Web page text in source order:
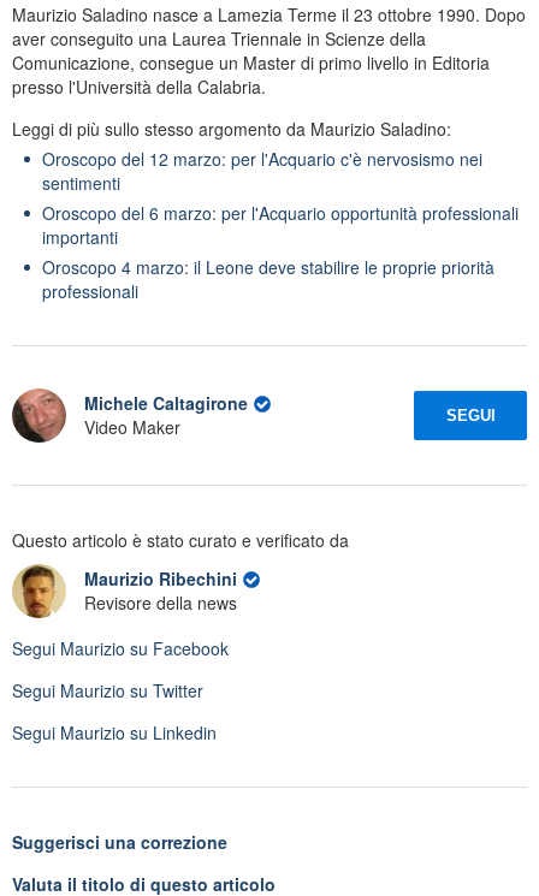
Maurizio Saladino nasce a Lamezia Terme il 23 ottobre 1990. Dopo
aver conseguito una Laurea Triennale in Scienze della
Comunicazione, consegue un Master di primo livello in Editoria
presso l'Università della Calabria.
Leggi di più sullo stesso argomento da Maurizio Saladino:
Oroscopo del 12 marzo: per l'Acquario c'è nervosismo nei
sentimenti
Oroscopo del 6 marzo: per l'Acquario opportunità professionali
importanti
Oroscopo 4 marzo: il Leone deve stabilire le proprie priorità
professionali
Michele Caltagirone
Video Maker
SEGUI
Questo articolo è stato curato e verificato da
Maurizio Ribechini
Revisore della news
Segui Maurizio su Facebook
Segui Maurizio su Twitter
Segui Maurizio su Linkedin
Suggerisci una correzione
Valuta il titolo di questo articolo